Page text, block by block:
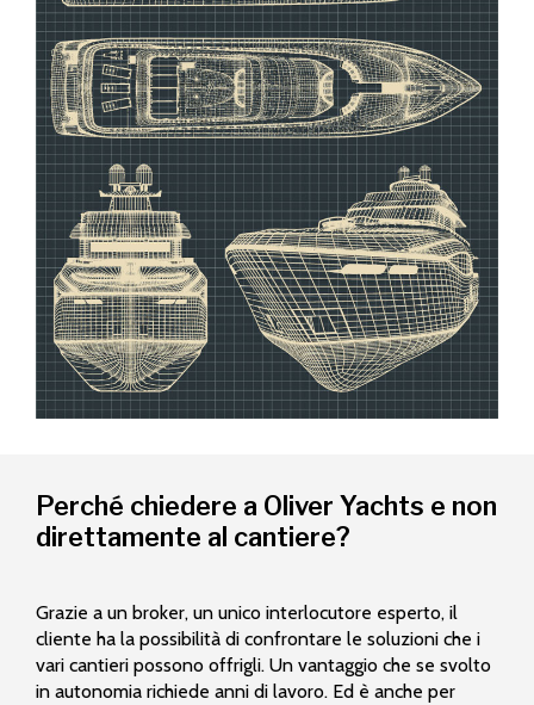
Perché chiedere a Oliver Yachts e non
direttamente al cantiere?
Grazie a un broker, un unico interlocutore esperto, il
cliente ha la possibilità di confrontare le soluzioni che i
vari cantieri possono offrigli. Un vantaggio che se svolto
in autonomia richiede anni di lavoro. Ed è anche per